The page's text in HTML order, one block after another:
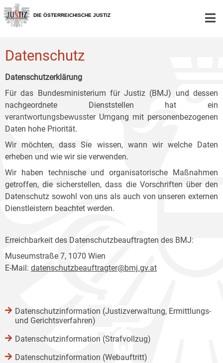
Zur
Hauptnavigation
[1]
Zum
Inhalt
[2]
Zum
Untermenü
[3]
DIE ÖSTERREICHISCHE JUSTIZ
Datenschutz
Datenschutzerklärung
Für das Bundesministerium für Justiz (BMJ) und dessen
nachgeordnete Dienststellen hat ein
verantwortungsbewusster Umgang mit personenbezogenen
Daten hohe Priorität.
Wir möchten, dass Sie wissen, wann wir welche Daten
erheben und wie wir sie verwenden.
Wir haben technische und organisatorische Maßnahmen
getroffen, die sicherstellen, dass die Vorschriften über den
Datenschutz sowohl von uns als auch von unseren externen
Dienstleistern beachtet werden.
Erreichbarkeit des Datenschutzbeauftragten des BMJ:
Museumstraße 7, 1070 Wien
E-Mail: datenschutzbeauftragter@bmj.gv.at
Datenschutzinformation (Justizverwaltung, Ermittlungs-
und Gerichtsverfahren)
Datenschutzinformation (Strafvollzug)
Datenschutzinformation (Webauftritt)